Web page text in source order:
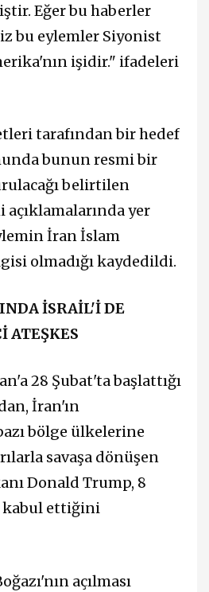
Eğer bu haberler
bu eylemler Siyonist
işidir." ifadeleri
tarafından bir hedef
bunun resmi bir
belirtilen
açıklamalarında yer
İran İslam
olmadığı kaydedildi.
İSRAİL'İ DE
ATEŞKES
28 Şubat'ta başlattığı
İran'ın
bölge ülkelerine
savaşa dönüşen
Donald Trump, 8
kabul ettiğini
açılması